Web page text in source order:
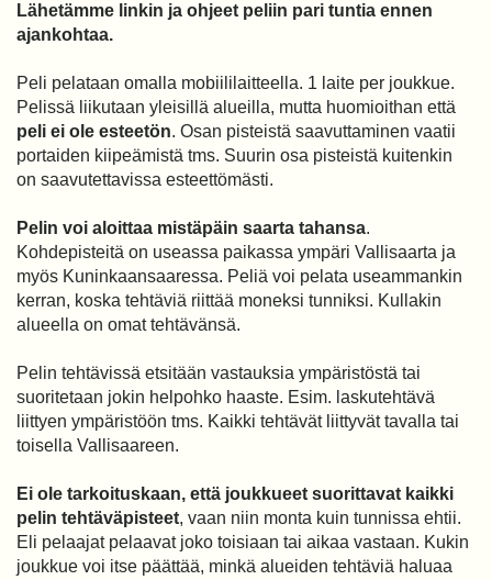
Lähetämme linkin ja ohjeet peliin pari tuntia ennen
ajankohtaa.
Peli pelataan omalla mobiililaitteella. 1 laite per joukkue.
Pelissä liikutaan yleisillä alueilla, mutta huomioithan että
peli ei ole esteetön. Osan pisteistä saavuttaminen vaatii
portaiden kiipeämistä tms. Suurin osa pisteistä kuitenkin
on saavutettavissa esteettömästi.
Pelin voi aloittaa mistäpäin saarta tahansa.
Kohdepisteitä on useassa paikassa ympäri Vallisaarta ja
myös Kuninkaansaaressa. Peliä voi pelata useammankin
kerran, koska tehtäviä riittää moneksi tunniksi. Kullakin
alueella on omat tehtävänsä.
Pelin tehtävissä etsitään vastauksia ympäristöstä tai
suoritetaan jokin helpohko haaste. Esim. laskutehtävä
liittyen ympäristöön tms. Kaikki tehtävät liittyvät tavalla tai
toisella Vallisaareen.
Ei ole tarkoituskaan, että joukkueet suorittavat kaikki
pelin tehtäväpisteet, vaan niin monta kuin tunnissa ehtii.
Eli pelaajat pelaavat joko toisiaan tai aikaa vastaan. Kukin
joukkue voi itse päättää, minkä alueiden tehtäviä haluaa